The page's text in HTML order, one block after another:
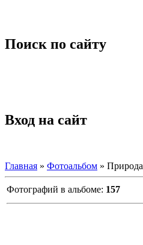
Поиск по сайту
Вход на сайт
Главная » Фотоальбом » Природа
Фотографий в альбоме: 157